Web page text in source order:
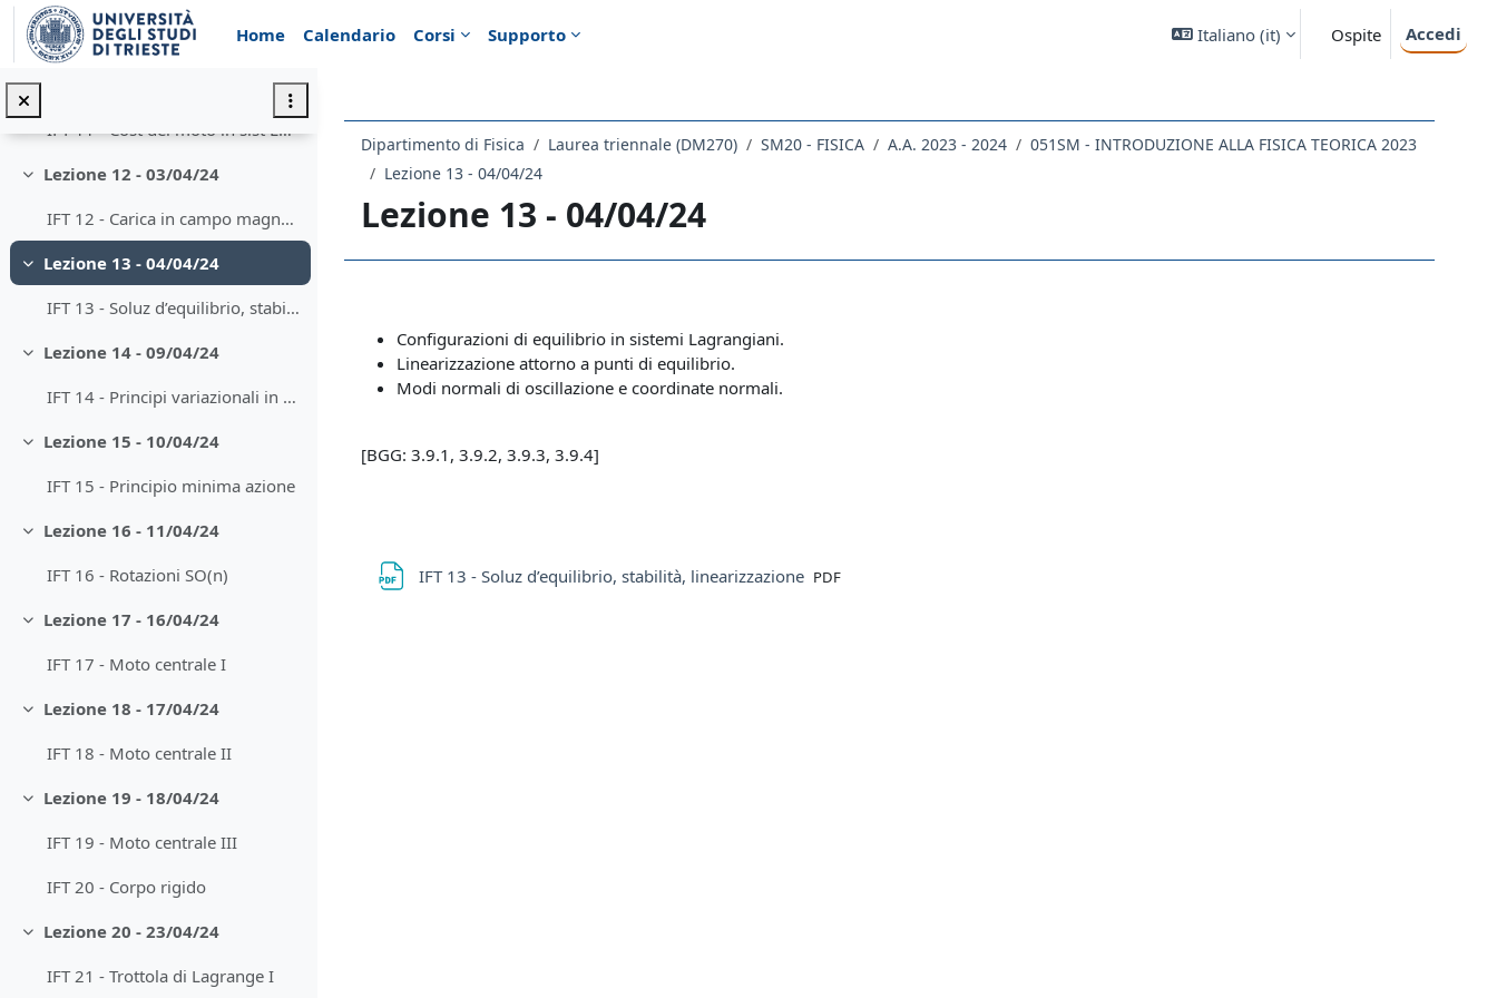
Vai al contenuto principale
Home
Calendario Corsi Supporto Italiano ‎(it)‎ Ospite Accedi
Minimizza
Minimizza
IFT 11 - Cost del moto in sist Lagr, Energia, Coordinate cicliche
Minimizza
Lezione 12 - 03/04/24
IFT 12 - Carica in campo magnetico, Teorema di Nöther
Minimizza
Lezione 13 - 04/04/24
IFT 13 - Soluz d’equilibrio, stabilità, linearizzazione
Minimizza
Lezione 14 - 09/04/24
IFT 14 - Principi variazionali in meccanica Lagrangiana
Minimizza
Lezione 15 - 10/04/24
IFT 15 - Principio minima azione
Minimizza
Lezione 16 - 11/04/24
IFT 16 - Rotazioni SO(n)
Minimizza
Lezione 17 - 16/04/24
IFT 17 - Moto centrale I
Minimizza
Lezione 18 - 17/04/24
IFT 18 - Moto centrale II
Minimizza
Lezione 19 - 18/04/24
IFT 19 - Moto centrale III
IFT 20 - Corpo rigido
Minimizza
Lezione 20 - 23/04/24
IFT 21 - Trottola di Lagrange I
Dipartimento di Fisica Laurea triennale (DM270) SM20 - FISICA A.A. 2023 - 2024
051SM - INTRODUZIONE ALLA FISICA TEORICA 2023
Lezione 13 - 04/04/24
Lezione 13 - 04/04/24
Configurazioni di equilibrio in sistemi Lagrangiani.
Linearizzazione attorno a punti di equilibrio.
Modi normali di oscillazione e coordinate normali.
[BGG: 3.9.1, 3.9.2, 3.9.3, 3.9.4]
IFT 13 - Soluz d’equilibrio, stabilità, linearizzazione File
PDF